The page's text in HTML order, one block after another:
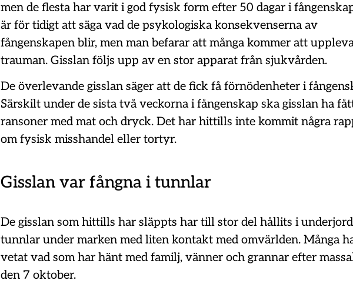
men de flesta har varit i god fysisk form efter 50 dagar i
är för tidigt att säga vad de psykologiska konsekvenserna av
fångenskapen blir, men man befarar att många kommer att
trauman. Gisslan följs upp av en stor apparat från sjukvården.
De överlevande gisslan säger att de fick få förnödenheter i
Särskilt under de sista två veckorna i fångenskap ska gisslan ha
ransoner med mat och dryck. Det har hittills inte kommit några
om fysisk misshandel eller tortyr.
Gisslan var fångna i tunnlar
De gisslan som hittills har släppts har till stor del hållits i
tunnlar under marken med liten kontakt med omvärlden. Många
vetat vad som har hänt med familj, vänner och grannar efter
den 7 oktober.